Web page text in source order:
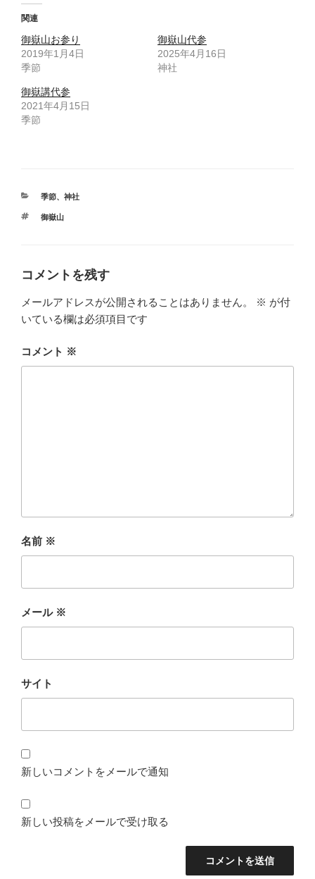
関連
御嶽山お参り
2019年1月4日
季節
御嶽山代参
2025年4月16日
神社
御嶽講代参
2021年4月15日
季節
カ
ゴ
季節、 神社
タ
御嶽山
コメントを残す
メールアドレスが公開されることはありません。 ※ が付
いている欄は必須項目です
コメント ※
名前 ※
メール ※
サイト
新しいコメントをメールで通知
新しい投稿をメールで受け取る